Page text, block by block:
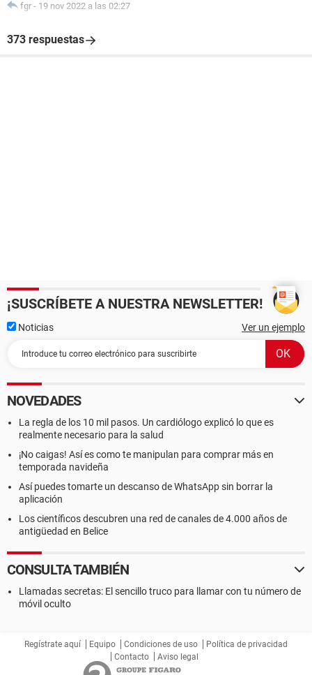
fgr - 19 nov 2022 a las 02:27
373 respuestas
¡SUSCRÍBETE A NUESTRA NEWSLETTER!
Noticias Ver un ejemplo
NOVEDADES
La regla de los 10 mil pasos. Un cardiólogo explicó lo que es
realmente necesario para la salud
¡No caigas! Así es como te manipulan para comprar más en
temporada navideña
Así puedes tomarte un descanso de WhatsApp sin borrar la
aplicación
Los científicos descubren una red de canales de 4.000 años de
antigüedad en Belice
CONSULTA TAMBIÉN
Llamadas secretas: El sencillo truco para llamar con tu número de
móvil oculto
Regístrate aquí Equipo Condiciones de uso
Política de privacidad
Contacto
Aviso legal